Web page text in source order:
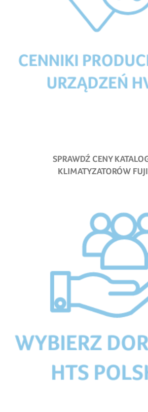
SPRAWDŹ CENY
KLIMATYZATORÓW